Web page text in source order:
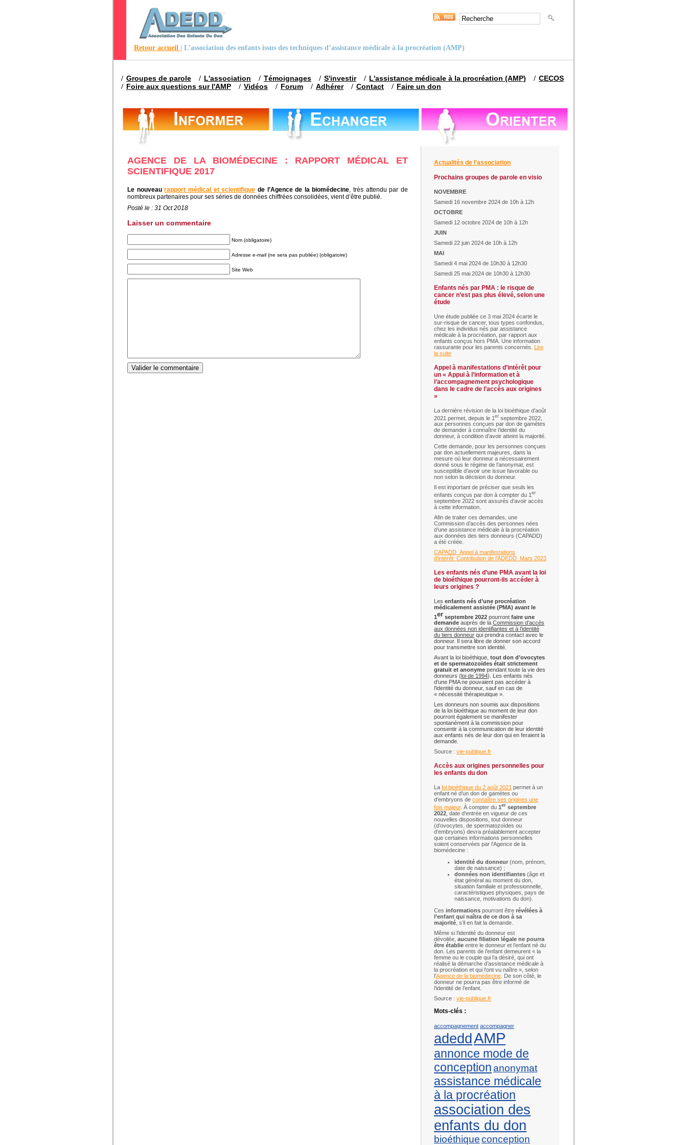
Retour accueil | L’association des enfants issus des techniques d’assistance médicale à la procréation (AMP)
Groupes de parole L'association Témoignages S'investir L'assistance médicale à la procréation (AMP)
CECOS
Foire aux questions sur l'AMP
Vidéos Forum Adhérer Contact Faire un don
AGENCE DE LA BIOMÉDECINE : RAPPORT MÉDICAL ET
SCIENTIFIQUE 2017
Le nouveaurapport médical et scientifique de l’Agence de la biomédecine, très attendu par de
nombreux partenaires pour ses séries de données chiffrées consolidées, vient d’être publié.
Posté le : 31 Oct 2018
Laisser un commentaire
Nom (obligatoire)
Adresse e-mail (ne sera pas publiée) (obligatoire)
Site Web
Actualités de l'association
Prochains groupes de parole en visio
NOVEMBRE
Samedi 16 novembre 2024 de 10h à 12h
OCTOBRE
Samedi 12 octobre 2024 de 10h à 12h
JUIN
Samedi 22 juin 2024 de 10h à 12h
MAI
Samedi 4 mai 2024 de 10h30 à 12h30
Samedi 25 mai 2024 de 10h30 à 12h30
Enfants nés par PMA : le risque de
cancer n’est pas plus élevé, selon une
étude
Une étude publiée ce 3 mai 2024 écarte le
sur-risque de cancer, tous types confondus,
chez les individus nés par assistance
médicale à la procréation, par rapport aux
enfants conçus hors PMA. Une information
rassurante pour les parents concernés. Lire
la suite
Appel à manifestations d’intérêt pour
un « Appui à l’information et à
l’accompagnement psychologique
dans le cadre de l’accès aux origines
»
La dernière révision de la loi bioéthique d’août
2021 permet, depuis le 1 er septembre 2022,
aux personnes conçues par don de gamètes
de demander à connaître l’identité du
donneur, à condition d’avoir atteint la majorité.
Cette demande, pour les personnes conçues
par don actuellement majeures, dans la
mesure où leur donneur a nécessairement
donné sous le régime de l’anonymat, est
susceptible d’avoir une issue favorable ou
non selon la décision du donneur.
Il est important de préciser que seuls les
enfants conçus par don à compter du 1 er
septembre 2022 sont assurés d’avoir accès
à cette information.
Afin de traiter ces demandes, une
Commission d’accès des personnes nées
d’une assistance médicale à la procréation
aux données des tiers donneurs (CAPADD)
a été créée.
CAPADD_Appel à manifestations
d’intérêt_Contribution de l’ADEDD_Mars 2023
Les enfants nés d’une PMA avant la loi
de bioéthique pourront-ils accéder à
leurs origines ?
Les enfants nés d’une procréation
médicalement assistée (PMA) avant le
1er septembre 2022 pourront faire une
demande auprès de la Commission d’accès
aux données non identifiantes et à l’identité
du tiers donneur qui prendra contact avec le
donneur. Il sera libre de donner son accord
pour transmettre son identité.
Avant la loi bioéthique, tout don d’ovocytes
et de spermatozoïdes était strictement
gratuit et anonyme pendant toute la vie des
donneurs (loi de 1994). Les enfants nés
d’une PMA ne pouvaient pas accéder à
l’identité du donneur, sauf en cas de
« nécessité thérapeutique ».
Les donneurs non soumis aux dispositions
de la loi bioéthique au moment de leur don
pourront également se manifester
spontanément à la commission pour
consentir à la communication de leur identité
aux enfants nés de leur don qui en feraient la
demande.
Source : vie-publique.fr
Accès aux origines personnelles pour
les enfants du don
La loi bioéthique du 2 août 2021 permet à un
enfant né d’un don de gamètes ou
d’embryons de connaître ses origines une
fois majeur. À compter du 1er septembre
2022 , date d’entrée en vigueur de ces
nouvelles dispositions, tout donneur
(d’ovocytes, de spermatozoïdes ou
d’embryons) devra préalablement accepter
que certaines informations personnelles
soient conservées par l’Agence de la
biomédecine :
identité du donneur (nom, prénom,
date de naissance) ;
données non identifiantes (âge et
état général au moment du don,
situation familiale et professionnelle,
caractéristiques physiques, pays de
naissance, motivations du don).
Ces informations pourront être révélées à
l’enfant qui naîtra de ce don à sa
majorité , s’il en fait la demande.
Même si l’identité du donneur est
dévoilée, aucune filiation légale ne pourra
être établie entre le donneur et l’enfant né du
don. Les parents de l’enfant demeurent « la
femme ou le couple qui l’a désiré, qui ont
réalisé la démarche d’assistance médicale à
la procréation et qui l’ont vu naître », selon
l’Agence de la biomédecine . De son côté, le
donneur ne pourra pas être informé de
l’identité de l’enfant.
Source : vie-publique.fr
Mots-clés :
accompagnement accompagner
adedd AMP
annonce mode de
conceptionanonymat
assistance médicale
à la procréation
association des
enfants du don
bioéthiqueconception